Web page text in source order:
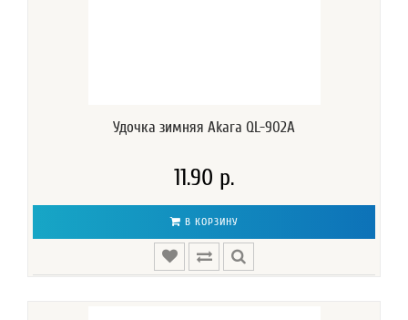
Удочка зимняя Akara QL-902A
11.90 р.
В КОРЗИНУ